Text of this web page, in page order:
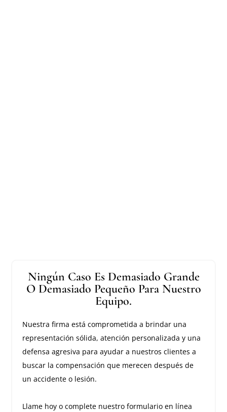
Ningún Caso Es Demasiado Grande
O Demasiado Pequeño Para Nuestro
Equipo.
Nuestra firma está comprometida a brindar una
representación sólida, atención personalizada y una
defensa agresiva para ayudar a nuestros clientes a
buscar la compensación que merecen después de
un accidente o lesión.
Llame hoy o complete nuestro formulario en línea